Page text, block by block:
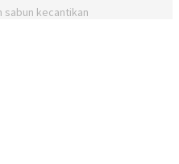
sabun kecantikan